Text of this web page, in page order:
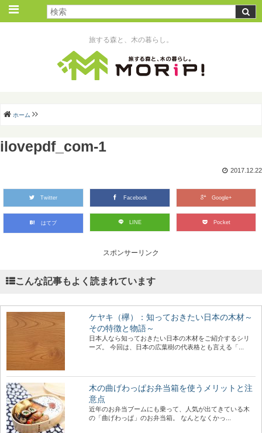
旅する森と、木の暮らし。
ホーム
ilovepdf_com-1
2017.12.22
Twitter Facebook Google+
はてブ LINE Pocket
スポンサーリンク
こんな記事もよく読まれています
ケヤキ（欅）：知っておきたい日本の木材～
その特徴と物語～
日本人なら知っておきたい日本の木材をご紹介するシリ
ーズ。 今回は、日本の広葉樹の代表格とも言える「...
木の曲げわっぱお弁当箱を使うメリットと注
意点
近年のお弁当ブームにも乗って、人気が出てきている木
の「曲げわっぱ」のお弁当箱。 なんとなくかっ...